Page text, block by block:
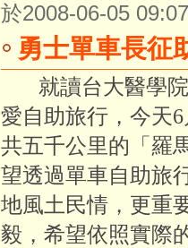
於2008-06-05
勇士單車長征
就讀台大醫學院
愛自助旅行，今天
共五千公里的「羅
望透過單車自助旅
地風土民情，更重
毅，希望依照實際